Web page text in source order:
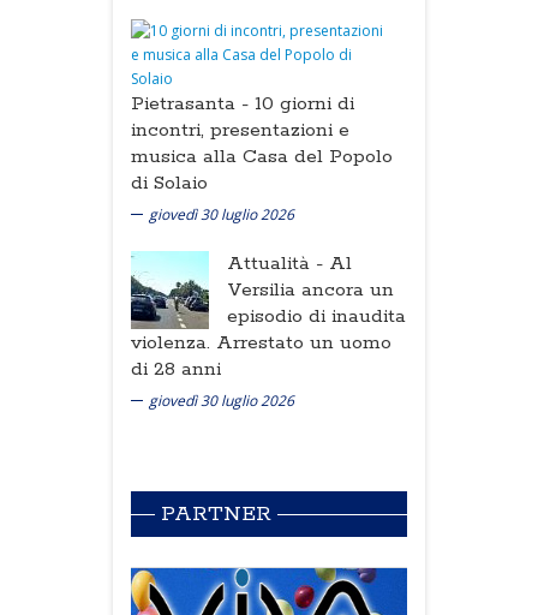
Pietrasanta - 10 giorni di
incontri, presentazioni e
musica alla Casa del Popolo
di Solaio
giovedì 30 luglio 2026
Attualità - Al
Versilia ancora un
episodio di inaudita
violenza. Arrestato un uomo
di 28 anni
giovedì 30 luglio 2026
PARTNER